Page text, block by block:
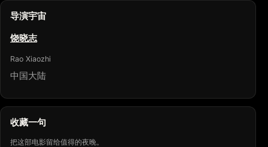
导演宇宙
饶晓志
Rao Xiaozhi
中国大陆
收藏一句
把这部电影留给值得的夜晚。